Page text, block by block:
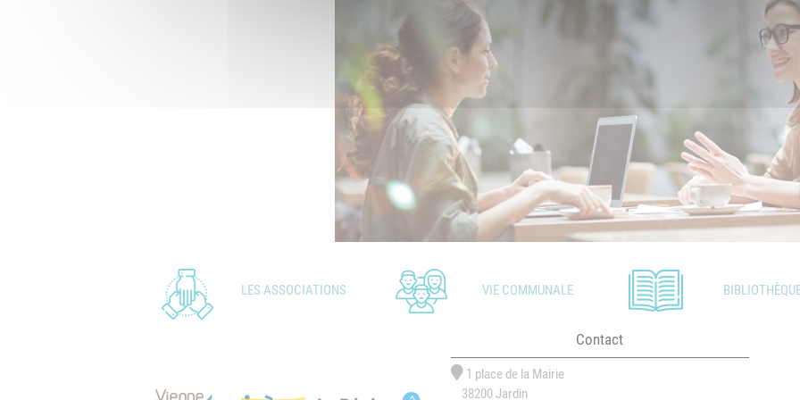
LES ASSOCIATIONS VIE COMMUNALE
Contact
1 place de la Mairie
38200 Jardin